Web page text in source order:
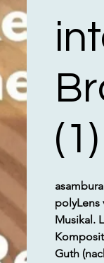
(1)
polyLens
Musikal.
Guth